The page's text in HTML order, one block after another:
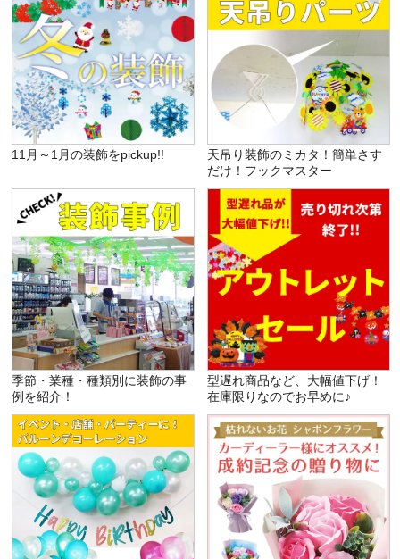
11月～1月の装飾をpickup!!
天吊り装飾のミカタ！簡単さす
だけ！フックマスター
季節・業種・種類別に装飾の事
例を紹介！
型遅れ商品など、大幅値下げ！
在庫限りなのでお早めに♪